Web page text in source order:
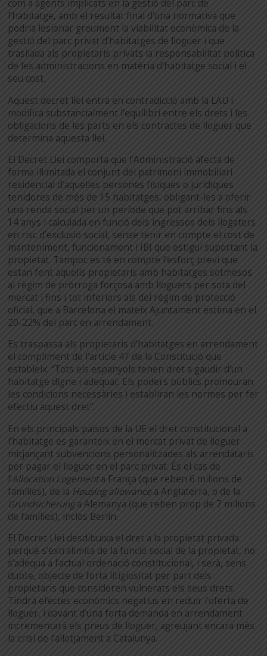
com a agents implicats en la gestió del parc de
l’habitatge, amb el resultat final d’una normativa que
podria lesionar greument la viabilitat econòmica de la
gestió del parc privat d’habitatges de lloguer i que
trasllada als propietaris privats la responsabilitat política
de les administracions en matèria d’habitatge social i el
seu cost.
Aquest decret llei entra en contradicció amb la LAU i
modifica substancialment l’equilibri entre els drets i les
obligacions de les parts en els contractes de lloguer que
determina aquesta llei.
El Decret Llei comporta que l’Administració afecta de
forma il·limitada el conjunt del patrimoni immobiliari
residencial d’aquelles persones físiques o jurídiques
tenidores de més de 15 habitatges, obligant-les a oferir
una renda social per un període que pot arribar fins als
14 anys i calculada en funció dels ingressos dels llogaters
en risc d’exclusió social, sense tenir en compte el cost de
manteniment, funcionament i IBI que estigui suportant la
propietat. Tampoc es té en compte l’esforç previ que
estan fent aquells propietaris amb habitatges sotmesos
al règim de pròrroga forçosa amb lloguers per sota del
mercat i fins i tot inferiors als del règim de protecció
oficial, que a Barcelona el mateix Ajuntament estima en el
20-22% del parc en arrendament.
Es traspassa als propietaris d’habitatges en arrendament
el compliment de l’article 47 de la Constitució que
estableix: “Tots els espanyols tenen dret a gaudir d’un
habitatge digne i adequat. Els poders públics promouran
les condicions necessàries i establiran les normes per fer
efectiu aquest dret”.
En els principals països de la UE el dret constitucional a
l’habitatge es garanteix en el mercat privat de lloguer
mitjançant subvencions personalitzades als arrendataris
per pagar el lloguer en el parc privat. És el cas de
l’Allocation Logementa França (que reben 6 milions de
famílies), de la Housing allowance a Anglaterra, o de la
Grundsicherung a Alemanya (que reben prop de 7 milions
de famílies), inclòs Berlín.
El Decret Llei desdibuixa el dret a la propietat privada
perquè s’extralimita de la funció social de la propietat, no
s’adequa a l’actual ordenació constitucional, i serà, sens
dubte, objecte de forta litigiositat per part dels
propietaris que consideren vulnerats els seus drets.
Tindrà efectes econòmics negatius en reduir l’oferta de
lloguer, i davant d’una forta demanda en arrendament
incrementarà els preus de lloguer, agreujant encara més
la crisi de l’allotjament a Catalunya.